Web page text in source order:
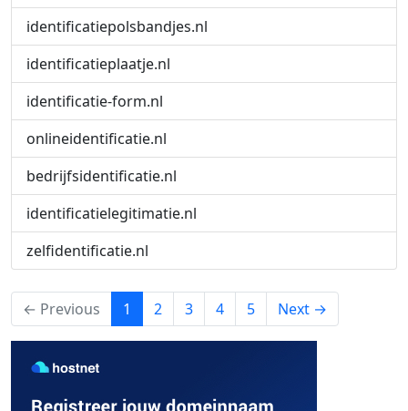
identificatiepolsbandjes.nl
identificatieplaatje.nl
identificatie-form.nl
onlineidentificatie.nl
bedrijfsidentificatie.nl
identificatielegitimatie.nl
zelfidentificatie.nl
← Previous 1 (current)
2 3 4 5 Next →